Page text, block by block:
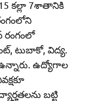
కల్లా 7శాతానికి
రంగంలో
టుబాకో, విద్య.
ఉద్యోగాల
బట్టి